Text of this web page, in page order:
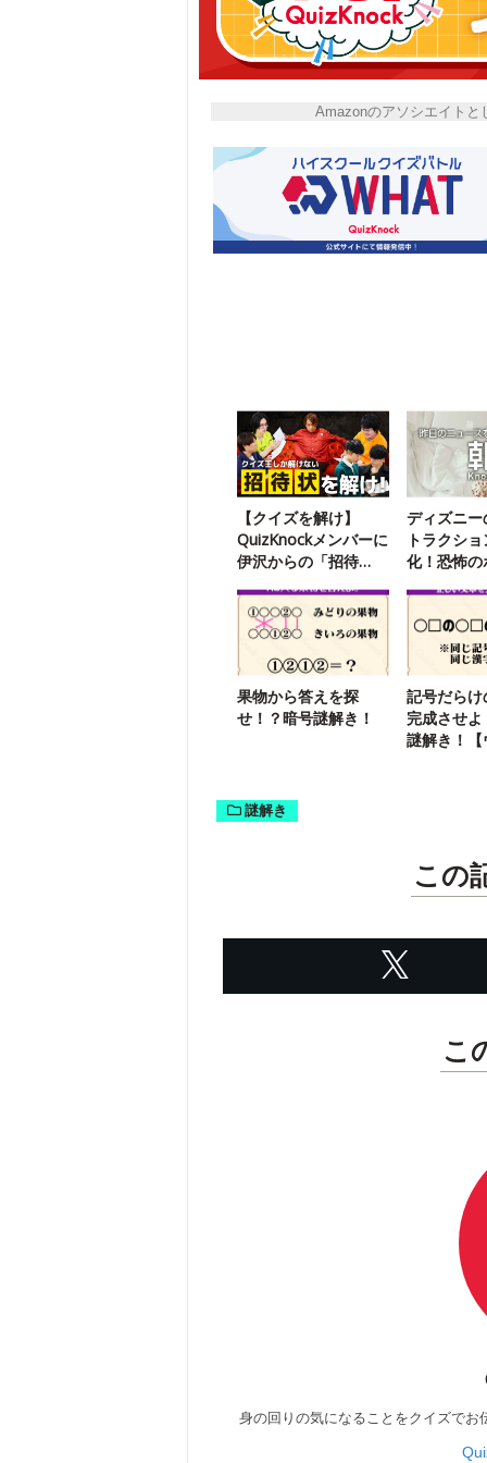
Amazonのアソシエイトと
【クイズを解け】
QuizKnockメンバーに
伊沢からの「招待
す
ディズニ
トラクシ
化！恐怖
果物から答えを探
せ！？暗号謎解き！
記号だら
完成させ
謎解き！
謎解き
この
こ
身の回りの気になることをクイズでお